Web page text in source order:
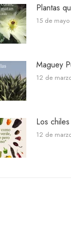
Plantas
15 de
Maguey
12 de
Los chiles
12 de